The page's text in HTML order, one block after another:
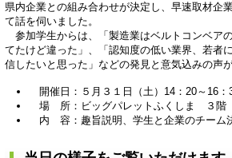
県内企業との組み合わせが決定し、早速取材企
て話を伺いました。
参加学生からは、「製造業はベルトコンベア
てたけど違った」、「認知度の低い業界、若者
信したいと思った」などの発見と意気込みの声
開催日：５月３１日（土）14：20～16：
場 所：ビッグパレットふくしま ３階
内 容：趣旨説明、学生と企業のチーム